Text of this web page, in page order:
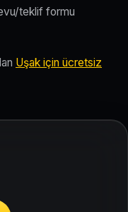
teklif formu
Uşak için ücretsiz